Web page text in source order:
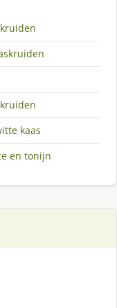
kaas
en tonijn